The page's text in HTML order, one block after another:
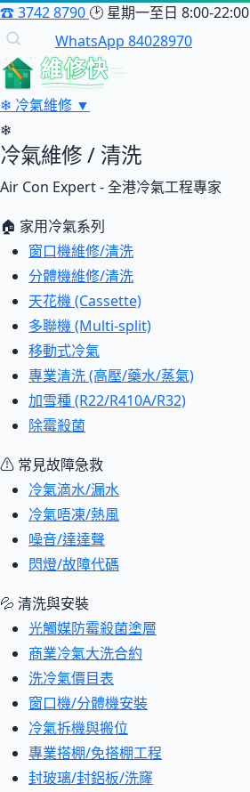
☎3742 8790 🕑 星期一至日 8:00-22:00
WhatsApp 84028970
維修快
❄ 冷氣維修 ▼
❄
冷氣維修 / 清洗
Air Con Expert - 全港冷氣工程專家
🏠 家用冷氣系列
窗口機維修/清洗
分體機維修/清洗
天花機 (Cassette)
多聯機 (Multi-split)
移動式冷氣
專業清洗 (高壓/藥水/蒸氣)
加雪種 (R22/R410A/R32)
除霉殺菌
⚠ 常見故障急救
冷氣滴水/漏水
冷氣唔凍/熱風
噪音/達達聲
閃燈/故障代碼
💦 清洗與安裝
光觸媒防霉殺菌塗層
商業冷氣大洗合約
洗冷氣價目表
窗口機/分體機安裝
冷氣拆機與搬位
專業搭棚/免搭棚工程
封玻璃/封鋁板/洗窿